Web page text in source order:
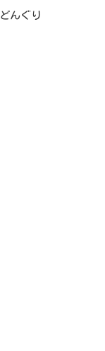
どんぐり